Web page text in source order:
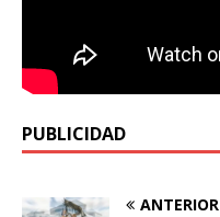
PUBLICIDAD
ANTERIOR